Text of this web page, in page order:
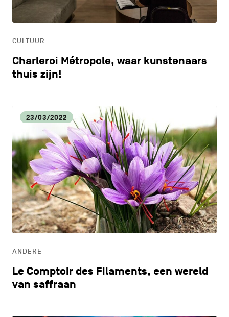
ONDERWIJS
CULTUUR
Charleroi Métropole, waar kunstenaars
thuis zijn!
23/03/2022
ANDERE
Le Comptoir des Filaments, een wereld
van saffraan